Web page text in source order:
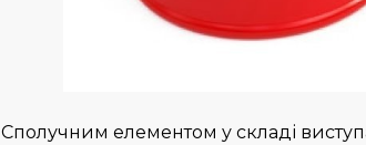
Сполучним елементом у складі